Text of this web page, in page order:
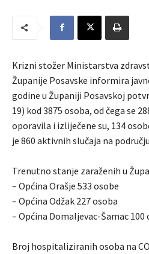
Krizni stožer Ministarstva
Županije Posavske informira
godine u Županiji Posavskoj
19) kod 3875 osoba, od čega se
oporavila i izliječene su, 134
je 860 aktivnih slučaja na
Trenutno stanje zaraženih u
– Općina Orašje 533 osobe
– Općina Odžak 227 osoba
– Općina Domaljevac-Šamac 100
Broj hospitaliziranih osoba na